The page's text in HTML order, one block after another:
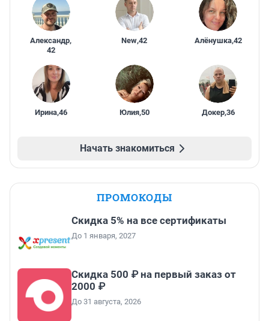
Александр,
42
New,42 Алёнушка,42
Ирина,46 Юлия,50 Докер,36
Начать знакомиться
ПРОМОКОДЫ
Скидка 5% на все сертификаты
До 1 января, 2027
Скидка 500 ₽ на первый заказ от
2000 ₽
До 31 августа, 2026